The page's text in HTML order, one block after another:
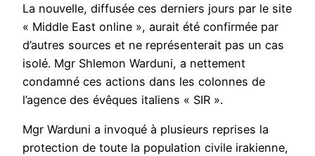
La nouvelle, diffusée ces derniers jours par le site
« Middle East online », aurait été confirmée par
d’autres sources et ne représenterait pas un cas
isolé. Mgr Shlemon Warduni, a nettement
condamné ces actions dans les colonnes de
l’agence des évêques italiens « SIR ».
Mgr Warduni a invoqué à plusieurs reprises la
protection de toute la population civile irakienne,